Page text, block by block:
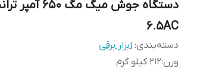
6.5AC
دسته‌بندی: ابزار برقی
وزن:212 کیلو گرم